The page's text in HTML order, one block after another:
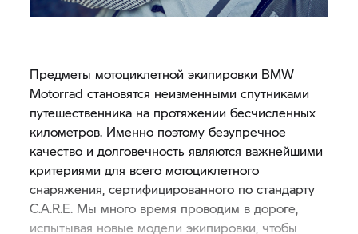
Предметы мотоциклетной экипировки BMW
Motorrad становятся неизменными спутниками
путешественника на протяжении бесчисленных
километров. Именно поэтому безупречное
качество и долговечность являются важнейшими
критериями для всего мотоциклетного
снаряжения, сертифицированного по стандарту
C.A.R.E. Мы много время проводим в дороге,
испытывая новые модели экипировки, чтобы